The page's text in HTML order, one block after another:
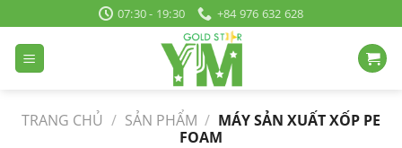
qua
dung
07:30 - 19:30 +84 976 632 628
TRANG CHỦ / SẢN PHẨM / MÁY SẢN XUẤT XỐP PE
FOAM